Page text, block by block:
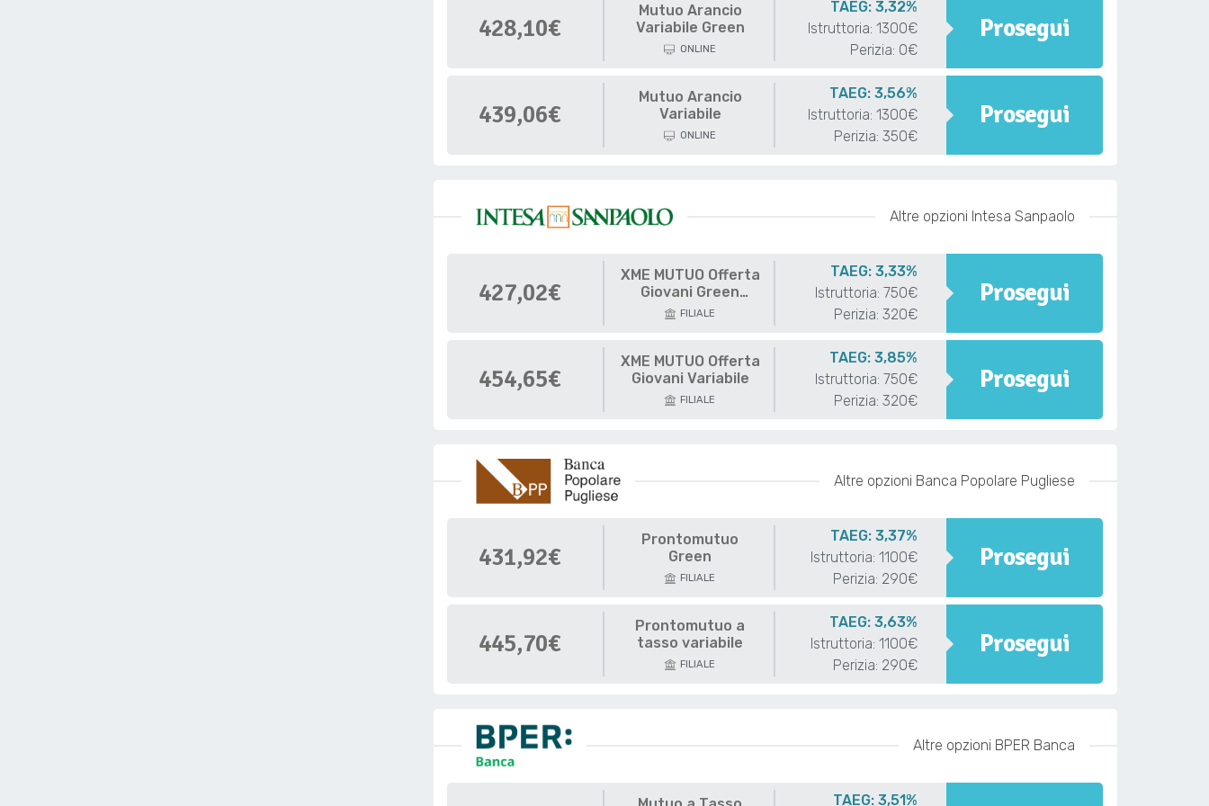
428,10€
Mutuo Arancio
Variabile Green
ONLINE
TAEG: 3,32%
Istruttoria: 1300€
Perizia: 0€
Prosegui
439,06€
Mutuo Arancio
Variabile
ONLINE
TAEG: 3,56%
Istruttoria: 1300€
Perizia: 350€
Prosegui
Altre opzioni Intesa Sanpaolo
427,02€
XME MUTUO Offerta
Giovani Green
Variabile
FILIALE
TAEG: 3,33%
Istruttoria: 750€
Perizia: 320€
Prosegui
454,65€
XME MUTUO Offerta
Giovani Variabile
FILIALE
TAEG: 3,85%
Istruttoria: 750€
Perizia: 320€
Prosegui
Altre opzioni Banca Popolare Pugliese
431,92€
Prontomutuo
Green
FILIALE
TAEG: 3,37%
Istruttoria: 1100€
Perizia: 290€
Prosegui
445,70€
Prontomutuo a
tasso variabile
FILIALE
TAEG: 3,63%
Istruttoria: 1100€
Perizia: 290€
Prosegui
Altre opzioni BPER Banca
TAEG: 3,51%